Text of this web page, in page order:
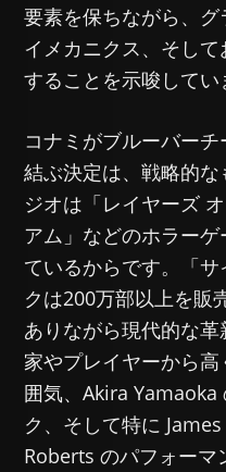
要素を保ちながら、
イメカニクス、そし
することを示唆してい
コナミがブルーバー
結ぶ決定は、戦略的
ジオは「レイヤーズ
アム」などのホラー
ているからです。「
クは200万部以上を販
ありながら現代的な
家やプレイヤーから
囲気、Akira Yamaoka
ク、そして特に
Roberts のパフォーマ